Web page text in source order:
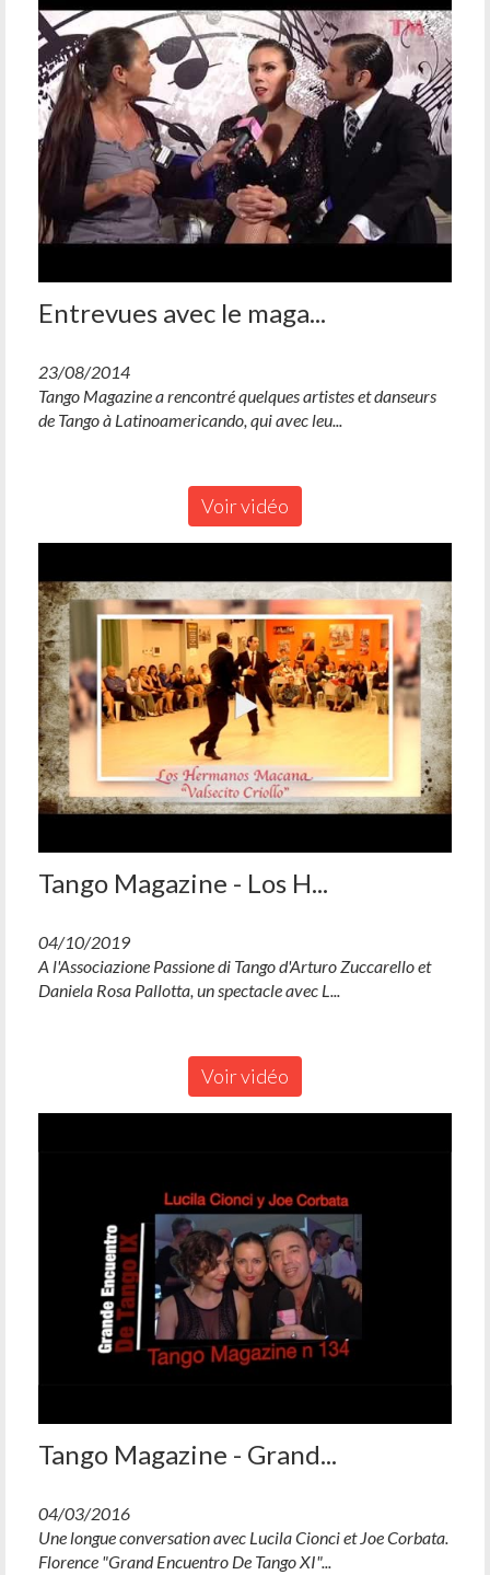
Entrevues avec le maga...
23/08/2014
Tango Magazine a rencontré quelques artistes et danseurs
de Tango à Latinoamericando, qui avec leu...
Voir vidéo
Tango Magazine - Los H...
04/10/2019
A l'Associazione Passione di Tango d'Arturo Zuccarello et
Daniela Rosa Pallotta, un spectacle avec L...
Voir vidéo
Tango Magazine - Grand...
04/03/2016
Une longue conversation avec Lucila Cionci et Joe Corbata.
Florence "Grand Encuentro De Tango XI"...